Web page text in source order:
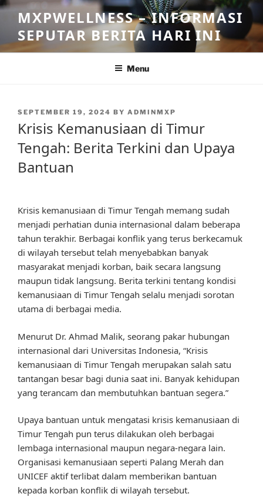
Skip
content
MXPWELLNESS – INFORMASI
SEPUTAR BERITA HARI INI
Menu
POSTED
SEPTEMBER 19, 2024 BY ADMINMXP
Krisis Kemanusiaan di Timur
Tengah: Berita Terkini dan Upaya
Bantuan
Krisis kemanusiaan di Timur Tengah memang sudah
menjadi perhatian dunia internasional dalam beberapa
tahun terakhir. Berbagai konflik yang terus berkecamuk
di wilayah tersebut telah menyebabkan banyak
masyarakat menjadi korban, baik secara langsung
maupun tidak langsung. Berita terkini tentang kondisi
kemanusiaan di Timur Tengah selalu menjadi sorotan
utama di berbagai media.
Menurut Dr. Ahmad Malik, seorang pakar hubungan
internasional dari Universitas Indonesia, “Krisis
kemanusiaan di Timur Tengah merupakan salah satu
tantangan besar bagi dunia saat ini. Banyak kehidupan
yang terancam dan membutuhkan bantuan segera.”
Upaya bantuan untuk mengatasi krisis kemanusiaan di
Timur Tengah pun terus dilakukan oleh berbagai
lembaga internasional maupun negara-negara lain.
Organisasi kemanusiaan seperti Palang Merah dan
UNICEF aktif terlibat dalam memberikan bantuan
kepada korban konflik di wilayah tersebut.